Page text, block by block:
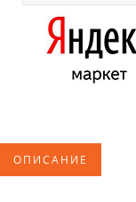
ОПИСАНИЕ